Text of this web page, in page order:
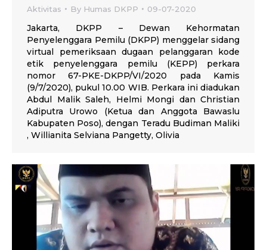
Aktivitas By Humas DKPP 09-07-2020
Jakarta, DKPP – Dewan Kehormatan
Penyelenggara Pemilu (DKPP) menggelar sidang
virtual pemeriksaan dugaan pelanggaran kode
etik penyelenggara pemilu (KEPP) perkara
nomor 67-PKE-DKPP/VI/2020 pada Kamis
(9/7/2020), pukul 10.00 WIB. Perkara ini diadukan
Abdul Malik Saleh, Helmi Mongi dan Christian
Adiputra Urowo (Ketua dan Anggota Bawaslu
Kabupaten Poso), dengan Teradu Budiman Maliki
, Willianita Selviana Pangetty, Olivia